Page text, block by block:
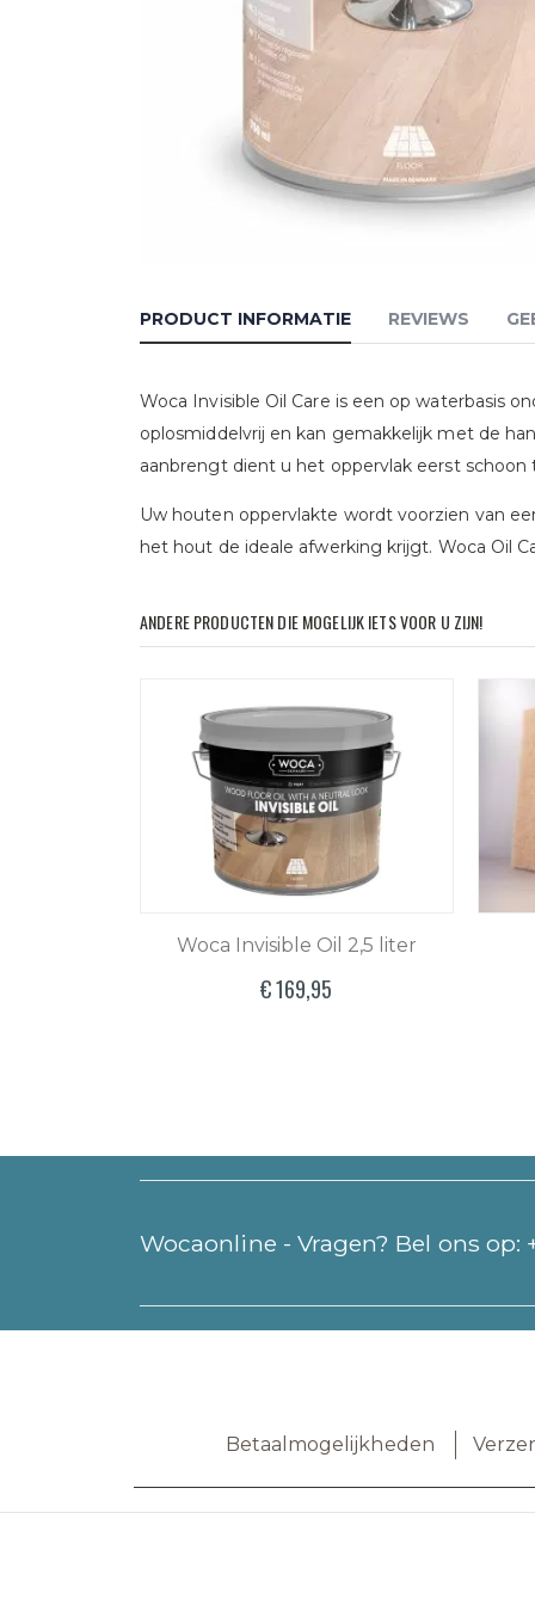
naar
het
van
de
afbeeldingen-
gallerij
PRODUCT INFORMATIE
Woca Invisible Oil Care is een op waterbasis
oplosmiddelvrij en kan gemakkelijk met de
aanbrengt dient u het oppervlak eerst
Uw houten oppervlakte wordt voorzien van
het hout de ideale afwerking krijgt. Woca Oil
REVIEWS
ANDERE PRODUCTEN DIE MOGELIJK IETS VOOR U ZIJN!
Woca Invisible Oil 2,5 liter
€ 169,95
Wocaonline - Vragen? Bel ons op:
Betaalmogelijkheden